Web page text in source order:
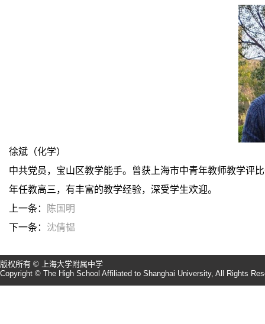
徐斌（化学）
中共党员，宝山区教学能手。曾获上海市中青年教师教学评
年任教高三，有丰富的教学经验，深受学生欢迎。
上一条：
陈国明
下一条： 沈倩韫
版权所有 © 上海大学附属中学
Copyright © The High School Affiliated to Shanghai University, All Rights